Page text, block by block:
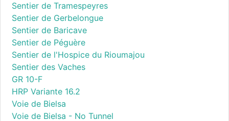
Sentier de Tramespeyres
Sentier de Gerbelongue
Sentier de Baricave
Sentier de Péguère
Sentier de l'Hospice du Rioumajou
Sentier des Vaches
GR 10-F
HRP Variante 16.2
Voie de Bielsa
Voie de Bielsa - No Tunnel